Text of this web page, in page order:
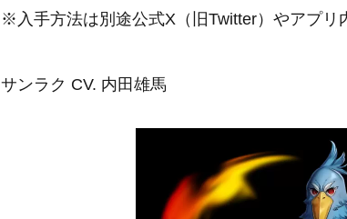
※入手方法は別途公式X（旧Twitter）やアプリ
サンラク CV. 内田雄馬